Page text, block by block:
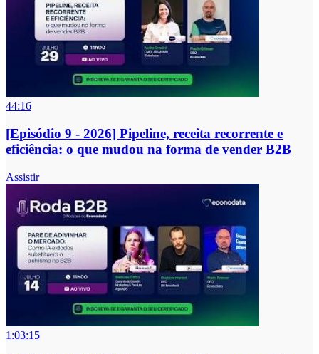
44:16
[Episódio 9 - 2026] Pipeline, receita recorrente e
eficiência: o que mudou na forma de vender B2B
Assistir
1:03:15